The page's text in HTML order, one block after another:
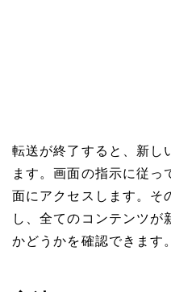
転送が終了すると、新し
ます。画面の指示に従っ
面にアクセスします。そ
し、全てのコンテンツが
かどうかを確認できます。